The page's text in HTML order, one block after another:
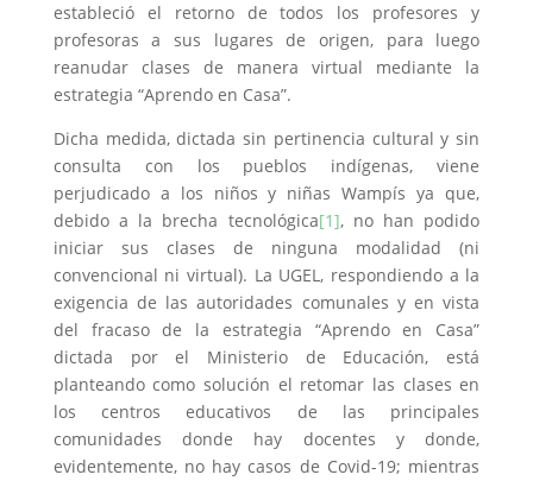
estableció el retorno de todos los profesores y
profesoras a sus lugares de origen, para luego
reanudar clases de manera virtual mediante la
estrategia “Aprendo en Casa”.
Dicha medida, dictada sin pertinencia cultural y sin
consulta con los pueblos indígenas, viene
perjudicado a los niños y niñas Wampís ya que,
debido a la brecha tecnológica[1], no han podido
iniciar sus clases de ninguna modalidad (ni
convencional ni virtual). La UGEL, respondiendo a la
exigencia de las autoridades comunales y en vista
del fracaso de la estrategia “Aprendo en Casa”
dictada por el Ministerio de Educación, está
planteando como solución el retomar las clases en
los centros educativos de las principales
comunidades donde hay docentes y donde,
evidentemente, no hay casos de Covid-19; mientras